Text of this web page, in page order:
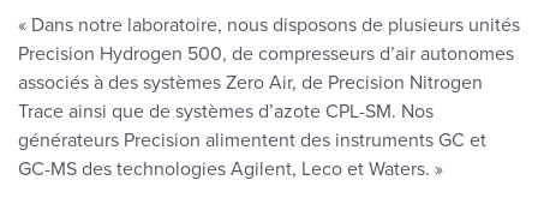
« Dans notre laboratoire, nous disposons de plusieurs unités
Precision Hydrogen 500, de compresseurs d’air autonomes
associés à des systèmes Zero Air, de Precision Nitrogen
Trace ainsi que de systèmes d’azote CPL-SM. Nos
générateurs Precision alimentent des instruments GC et
GC-MS des technologies Agilent, Leco et Waters. »